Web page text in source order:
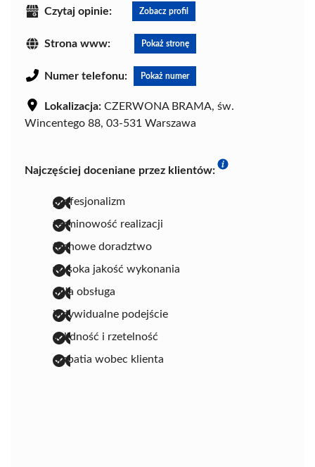
Czytaj opinie: Zobacz profil
Strona www: Pokaż stronę
Numer telefonu: Pokaż numer
Lokalizacja: CZERWONA BRAMA, św.
Wincentego 88, 03-531 Warszawa
Najczęściej doceniane przez klientów:
profesjonalizm
terminowość realizacji
fachowe doradztwo
wysoka jakość wykonania
miła obsługa
indywidualne podejście
solidność i rzetelność
empatia wobec klienta